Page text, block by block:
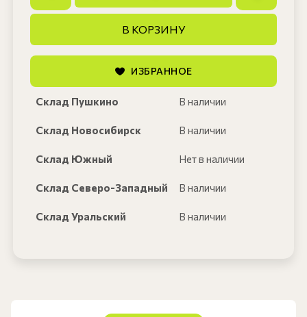
В КОРЗИНУ
ИЗБРАННОЕ
Склад Пушкино В наличии
Склад Новосибирск В наличии
Склад Южный Нет в наличии
Склад Северо-Западный В наличии
Склад Уральский В наличии